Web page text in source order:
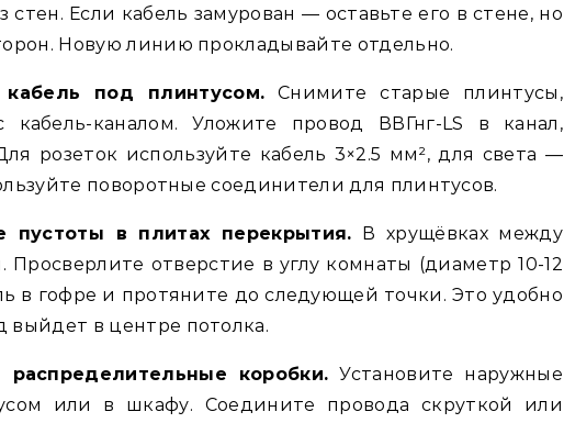
Если кабель замурован — оставьте его в стене, но
Новую линию прокладывайте отдельно.
под плинтусом. Снимите старые плинтусы,
кабель-каналом. Уложите провод ВВГнг-LS в канал,
розеток используйте кабель 3×2.5 мм², для света —
поворотные соединители для плинтусов.
пустоты в плитах перекрытия. В хрущёвках между
Просверлите отверстие в углу комнаты (диаметр 10-12
в гофре и протяните до следующей точки. Это удобно
в центре потолка.
коробки. Установите наружные
или в шкафу. Соедините провода скруткой или